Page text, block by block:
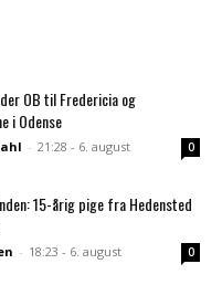
OB til Fredericia og
i Odense
- 21:28 - 6. august 0
15-årig pige fra Hedensted
- 18:23 - 6. august 0